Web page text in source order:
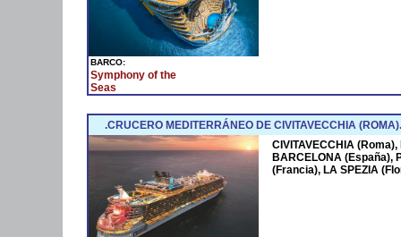
BARCO:
Symphony of the
Seas
.CRUCERO MEDITERRÁNEO DE CIVITAVECCHIA (ROMA).
CIVITAVECCHIA
BARCELONA (España),
(Francia), LA SPEZIA